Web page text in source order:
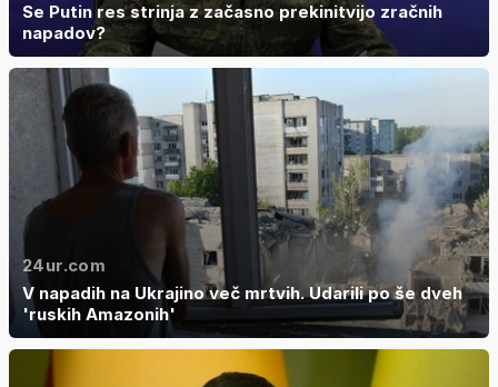
Se Putin res strinja z začasno prekinitvijo zračnih
napadov?
24ur.com
V napadih na Ukrajino več mrtvih. Udarili po še dveh
'ruskih Amazonih'